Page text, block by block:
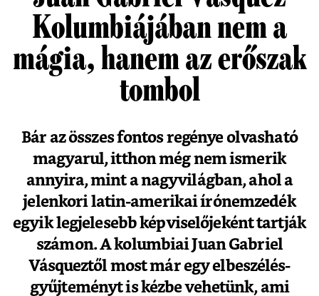
Kolumbiájában nem a
mágia, hanem az erőszak
tombol
Bár az összes fontos regénye olvasható
magyarul, itthon még nem ismerik
annyira, mint a nagyvilágban, ahol a
jelenkori latin-amerikai írónemzedék
egyik legjelesebb képviselőjeként tartják
számon. A kolumbiai Juan Gabriel
Vásqueztől most már egy elbeszélés-
gyűjteményt is kézbe vehetünk, ami